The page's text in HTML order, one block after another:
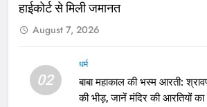
हाईकोर्ट से मिली जमानत
August 7, 2026
02
धर्म
बाबा महाकाल की भस्म आरती:
की भीड़, जानें मंदिर की आरतियों